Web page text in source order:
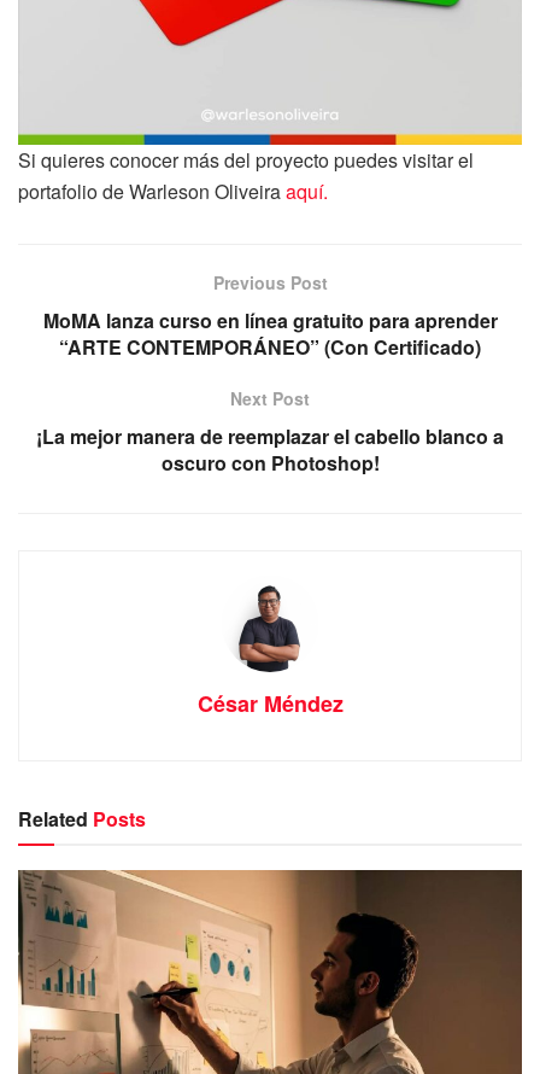
Si quieres conocer más del proyecto puedes visitar el
portafolio de Warleson Oliveiraaquí.
Previous Post
MoMA lanza curso en línea gratuito para aprender
“ARTE CONTEMPORÁNEO” (Con Certificado)
Next Post
¡La mejor manera de reemplazar el cabello blanco a
oscuro con Photoshop!
César Méndez
Related Posts